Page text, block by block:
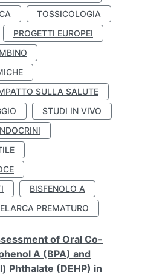
TOSSICOLOGIA
PROGETTI EUROPEI
SULLA SALUTE
STUDI IN VIVO
BISFENOLO A
PREMATURO
of Oral Co-
A (BPA) and
Phthalate (DEHP) in